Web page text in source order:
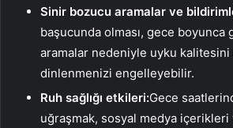
Sinir bozucu aramalar ve
başucunda olması, gece
aramalar nedeniyle uyku
dinlenmenizi engelleyebilir.
Ruh sağlığı etkileri:Gece
uğraşmak, sosyal medya